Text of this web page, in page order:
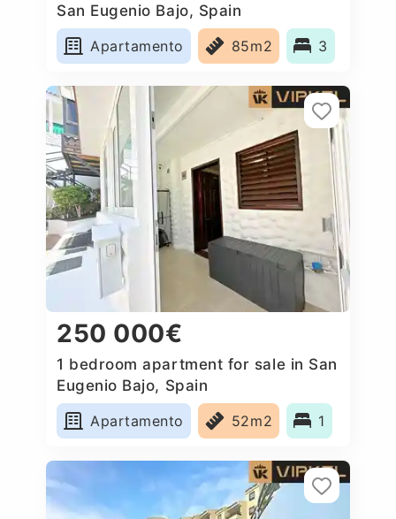
San Eugenio Bajo, Spain
Apartamento
85m2 3
250 000€
1 bedroom apartment for sale in San
Eugenio Bajo, Spain
Apartamento
52m2 1